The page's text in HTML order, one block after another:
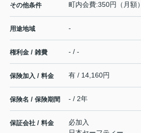
その他条件 町内会費:350円（月額）
用途地域 -
権利金 / 雑費 - / -
保険加入 / 料金 有 / 14,160円
保険名 / 保険期間 - / 2年
保証会社 / 料金
必加入